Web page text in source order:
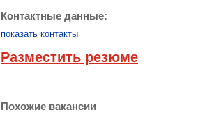
Контактные данные:
показать контакты
Разместить резюме
Похожие вакансии